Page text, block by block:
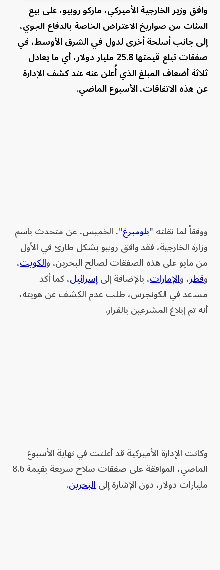
وافق وزير الخارجية الأميركي، ماركو روبيو، على بيع
المئات من صواريخ الاعتراض الخاصة بالدفاع الجوي،
إلى جانب أسلحة أخرى لدول في الشرق الأوسط، في
صفقات تبلغ قيمتها 25.8 مليار دولار، أي ما يعادل
ثلاثة أضعاف المبلغ الذي أُعلن عنه عند كشف الإدارة
عن هذه الاتفاقات، الأسبوع الماضي.
ووفقاً لما نقلته "بلومبرغ"، الخميس، عن متحدث باسم
وزارة الخارجية، فقد وافق روبيو بشكل طارئ في الأول
من مايو على هذه الصفقات لصالح البحرين، والكويت،
وقطر، والإمارات، بالإضافة إلىإسرائيل، كما أكد
مساعد في الكونجرس، طلب عدم الكشف عن هويته،
أنه تم إبلاغ المشرعين بالقرار.
وكانت الإدارة الأميركية قد أعلنت في نهاية الأسبوع
الماضي، الموافقة على صفقات سلاح سريعة بقيمة 8.6
مليارات دولار، دون الإشارة إلىالبحرين.